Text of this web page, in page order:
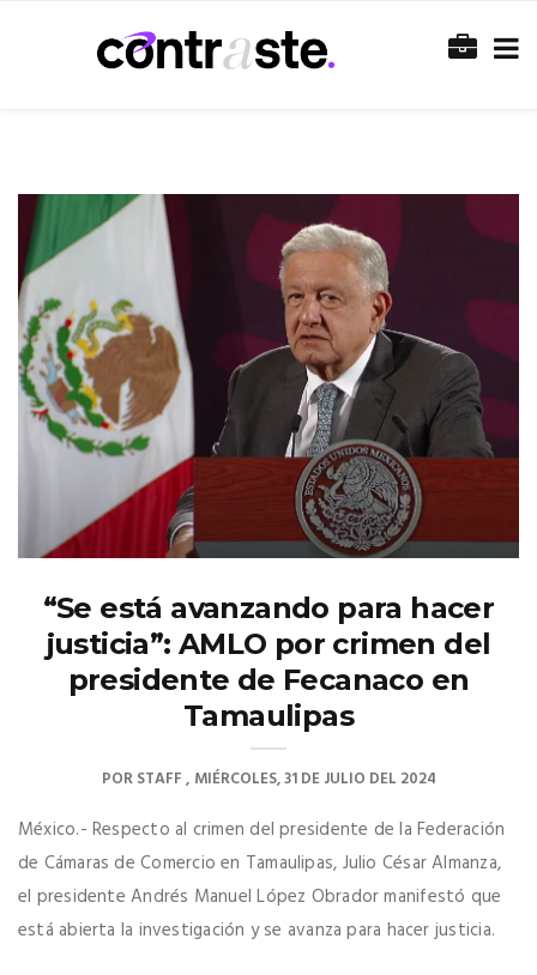
“Se está avanzando para hacer
justicia”: AMLO por crimen del
presidente de Fecanaco en
Tamaulipas
PORSTAFF MIÉRCOLES, 31 DE JULIO DEL 2024
México.- Respecto al crimen del presidente de la Federación
de Cámaras de Comercio en Tamaulipas, Julio César Almanza,
el presidente Andrés Manuel López Obrador manifestó que
está abierta la investigación y se avanza para hacer justicia.